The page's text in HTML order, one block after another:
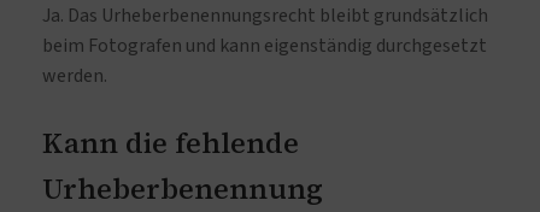
Ja. Das Urheberbenennungsrecht bleibt grundsätzlich
beim Fotografen und kann eigenständig durchgesetzt
werden.
Kann die fehlende
Urheberbenennung